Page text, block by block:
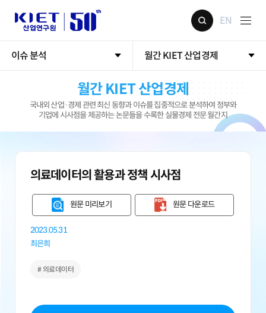
EN
이슈 분석 월간 KIET 산업경제
월간 KIET 산업경제
국내외 산업·경제 관련 최신 동향과 이슈를 집중적으로 분석하여 정부와
기업에 시사점을 제공하는 논문들을 수록한 실물경제 전문 월간지
의료데이터의 활용과 정책 시사점
원문 미리보기 원문 다운로드
2023.05.31
최은희
# 의료데이터